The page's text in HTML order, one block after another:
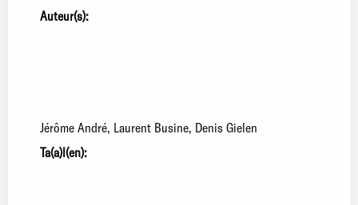
Auteur(s):
Jérôme André Laurent Busine Denis Gielen
Ta(a)l(en):